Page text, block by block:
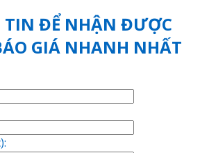
TIN ĐỂ NHẬN ĐƯỢC
GIÁ NHANH NHẤT